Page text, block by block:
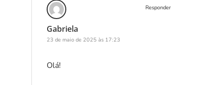
Gabriela
23 de maio de 2025 às 17:23
Olá!
Responder